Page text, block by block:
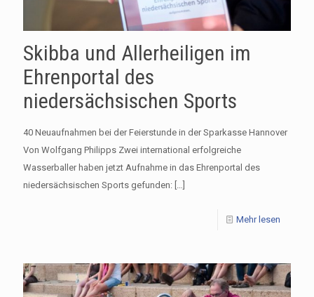
Skibba und Allerheiligen im
Ehrenportal des
niedersächsischen Sports
40 Neuaufnahmen bei der Feierstunde in der Sparkasse Hannover
Von Wolfgang Philipps Zwei international erfolgreiche
Wasserballer haben jetzt Aufnahme in das Ehrenportal des
niedersächsischen Sports gefunden: […]
Mehr lesen